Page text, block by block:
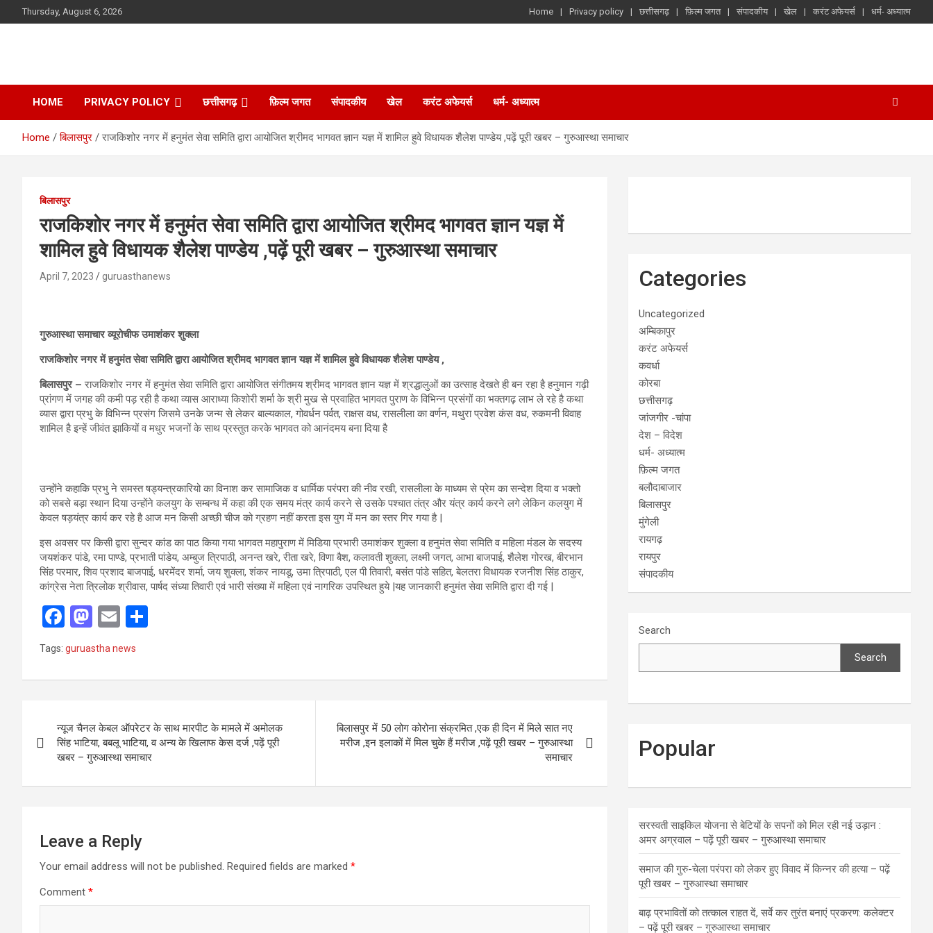
to
Thursday, August 6, 2026 Home Privacy policy छत्तीसगढ़ फ़िल्म जगत संपादकीय खेल करंट अफेयर्स धर्म- अध्यात्म
HOME PRIVACY POLICY छत्तीसगढ़ फ़िल्म जगत संपादकीय खेल करंट अफेयर्स धर्म- अध्यात्म
Home बिलासपुर राजकिशोर नगर में हनुमंत सेवा समिति द्वारा आयोजित श्रीमद भागवत ज्ञान यज्ञ में शामिल हुवे विधायक शैलेश पाण्डेय ,पढ़ें पूरी खबर – गुरुआस्था समाचार
बिलासपुर
राजकिशोर नगर में हनुमंत सेवा समिति द्वारा आयोजित श्रीमद भागवत ज्ञान यज्ञ में
शामिल हुवे विधायक शैलेश पाण्डेय ,पढ़ें पूरी खबर – गुरुआस्था समाचार
April 7, 2023 guruasthanews
गुरुआस्था समाचार व्यूरोचीफ उमाशंकर शुक्ला
राजकिशोर नगर में हनुमंत सेवा समिति द्वारा आयोजित श्रीमद भागवत ज्ञान यज्ञ में शामिल हुवे विधायक शैलेश पाण्डेय ,
बिलासपुर – राजकिशोर नगर में हनुमंत सेवा समिति द्वारा आयोजित संगीतमय श्रीमद भागवत ज्ञान यज्ञ में श्रद्धालुओं का उत्साह देखते ही बन रहा है हनुमान गढ़ी
प्रांगण में जगह की कमी पड़ रही है कथा व्यास आराध्या किशोरी शर्मा के श्री मुख से प्रवाहित भागवत पुराण के विभिन्न प्रसंगों का भक्तगढ़ लाभ ले रहे है कथा
व्यास द्वारा प्रभु के विभिन्न प्रसंग जिसमे उनके जन्म से लेकर बाल्यकाल, गोवर्धन पर्वत, राक्षस वध, रासलीला का वर्णन, मथुरा प्रवेश कंस वध, रुकमनी विवाह
शामिल है इन्हें जीवंत झाकियों व मधुर भजनों के साथ प्रस्तुत करके भागवत को आनंदमय बना दिया है
उन्होंने कहाकि प्रभु ने समस्त षड्यन्त्रकारियो का विनाश कर सामाजिक व धार्मिक परंपरा की नीव रखी, रासलीला के माध्यम से प्रेम का सन्देश दिया व भक्तो
को सबसे बड़ा स्थान दिया उन्होंने कलयुग के सम्बन्ध में कहा की एक समय मंत्र कार्य करने से उसके पश्चात तंत्र और यंत्र कार्य करने लगे लेकिन कलयुग में
केवल षड़यंत्र कार्य कर रहे है आज मन किसी अच्छी चीज को ग्रहण नहीं करता इस युग में मन का स्तर गिर गया है |
इस अवसर पर किसी द्वारा सुन्दर कांड का पाठ किया गया भागवत महापुराण में मिडिया प्रभारी उमाशंकर शुक्ला व हनुमंत सेवा समिति व महिला मंडल के सदस्य
जयशंकर पांडे, रमा पाण्डे, प्रभाती पांडेय, अम्बुज त्रिपाठी, अनन्त खरे, रीता खरे, विणा बैश, कलावती शुक्ला, लक्ष्मी जगत, आभा बाजपाई, शैलेश गोरख, बीरभान
सिंह परमार, शिव प्रशाद बाजपाई, धरमेंदर शर्मा, जय शुक्ला, शंकर नायडू, उमा त्रिपाठी, एल पी तिवारी, बसंत पांडे सहित, बेलतरा विधायक रजनीश सिंह ठाकुर,
कांग्रेस नेता त्रिलोक श्रीवास, पार्षद संध्या तिवारी एवं भारी संख्या में महिला एवं नागरिक उपस्थित हुये |यह जानकारी हनुमंत सेवा समिति द्वारा दी गई |
F
ce
b
o
k
M
a
st
o
o
n
E
ail
e
Tags: guruastha news
navigation
न्यूज चैनल केबल ऑपरेटर के साथ मारपीट के मामले में अमोलक
सिंह भाटिया, बबलू भाटिया, व अन्य के खिलाफ केस दर्ज ,पढ़ें पूरी
खबर – गुरुआस्था समाचार
बिलासपुर में 50 लोग कोरोना संक्रमित ,एक ही दिन में मिले सात नए
मरीज ,इन इलाकों में मिल चुके हैं मरीज ,पढ़ें पूरी खबर – गुरुआस्था
समाचार
Leave a Reply
Your email address will not be published. Required fields are marked *
Comment *
Categories
Uncategorized
अम्बिकापुर
करंट अफेयर्स
कवर्धा
कोरबा
छत्तीसगढ़
जांजगीर -चांपा
देश – विदेश
धर्म- अध्यात्म
फ़िल्म जगत
बलौदाबाजार
बिलासपुर
मुंगेली
रायगढ़
रायपुर
संपादकीय
Search
Search
Popular
सरस्वती साइकिल योजना से बेटियों के सपनों को मिल रही नई उड़ान :
अमर अग्रवाल – पढ़ें पूरी खबर – गुरुआस्था समाचार
समाज की गुरु-चेला परंपरा को लेकर हुए विवाद में किन्नर की हत्या – पढ़ें
पूरी खबर – गुरुआस्था समाचार
बाढ़ प्रभावितों को तत्काल राहत दें, सर्वे कर तुरंत बनाएं प्रकरण: कलेक्टर
– पढ़ें पूरी खबर – गुरुआस्था समाचार